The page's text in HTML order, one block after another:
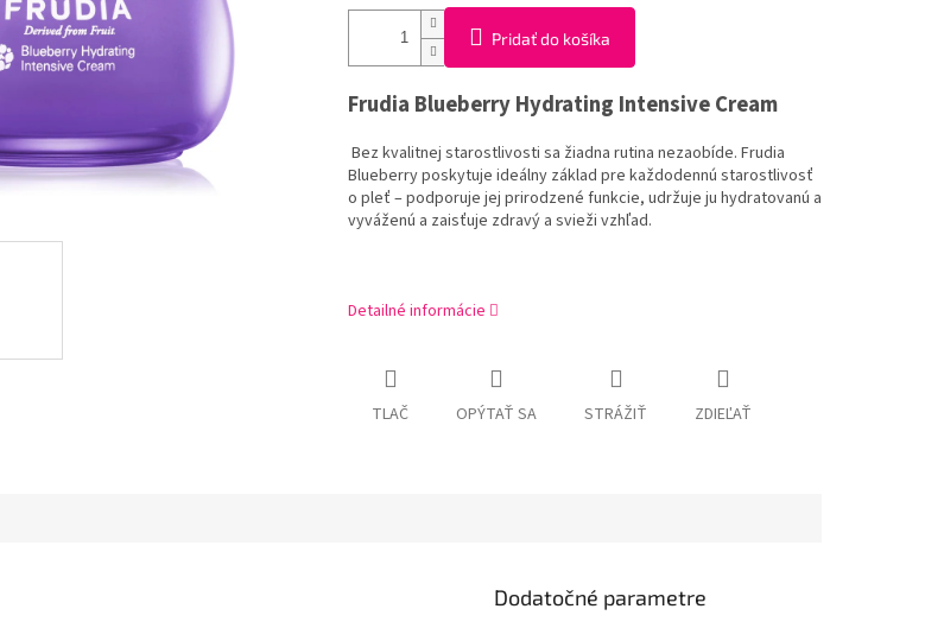
Pridať do košíka
Frudia BlueberryHydrating Intensive Cream
Bez kvalitnej starostlivosti sa žiadna rutina nezaobíde. Frudia
Blueberry poskytuje ideálny základ pre každodennú starostlivosť
o pleť – podporuje jej prirodzené funkcie, udržuje ju hydratovanú a
vyváženú a zaisťuje zdravý a svieži vzhľad.
Detailné informácie
TLAČ OPÝTAŤ SA STRÁŽIŤ ZDIEĽAŤ
Dodatočné parametre